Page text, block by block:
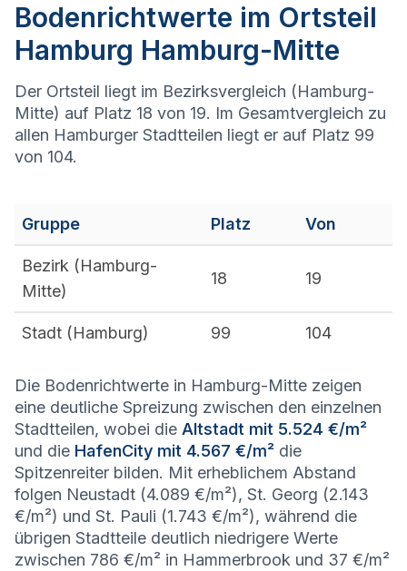
Bodenrichtwerte im Ortsteil
Hamburg Hamburg-Mitte
Der Ortsteil liegt im Bezirksvergleich (Hamburg-
Mitte) auf Platz 18 von 19. Im Gesamtvergleich zu
allen Hamburger Stadtteilen liegt er auf Platz 99
von 104.
Gruppe Platz Von
Bezirk (Hamburg-
Mitte)
18 19
Stadt (Hamburg) 99 104
Die Bodenrichtwerte in Hamburg-Mitte zeigen
eine deutliche Spreizung zwischen den einzelnen
Stadtteilen, wobei die Altstadt mit 5.524 €/m²
und die HafenCity mit 4.567 €/m² die
Spitzenreiter bilden. Mit erheblichem Abstand
folgen Neustadt (4.089 €/m²), St. Georg (2.143
€/m²) und St. Pauli (1.743 €/m²), während die
übrigen Stadtteile deutlich niedrigere Werte
zwischen 786 €/m² in Hammerbrook und 37 €/m²